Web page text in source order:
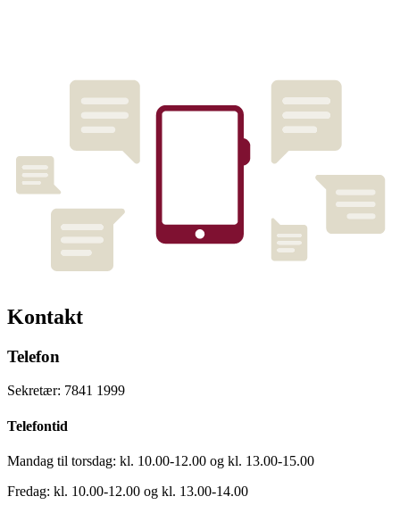
Kontakt
Telefon
Sekretær: 7841 1999
Telefontid
Mandag til torsdag: kl. 10.00-12.00 og kl. 13.00-15.00
Fredag: kl. 10.00-12.00 og kl. 13.00-14.00